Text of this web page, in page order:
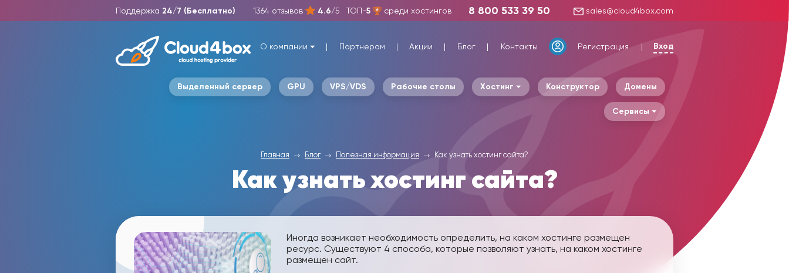
Поддержка 24/7 (Бесплатно) 1364 отзывов 4.6/5 ТОП-5 среди хостингов 8 800 533 39 50 sales@cloud4box.com
О компании Партнерам Акции Блог Контакты Регистрация Вход
Выделенный сервер GPU VPS/VDS Рабочие столы Хостинг Конструктор Домены
Сервисы
Главная Блог Полезная информация Как узнать хостинг сайта?
Как узнать хостинг сайта?
Иногда возникает необходимость определить, на каком хостинге размещен
ресурс. Существуют 4 способа, которые позволяют узнать, на каком хостинге
размещен сайт.